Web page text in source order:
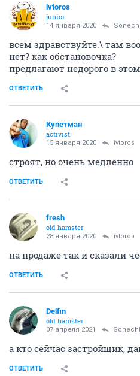
ivtoros
junior
14 января 2020
всем здравствуйте.\ там
нет? как обстановочка?
предлагают недорого в
ОТВЕТИТЬ
Купетман
activist
15 января 2020 ivtoros
строят, но очень медленно
ОТВЕТИТЬ
fresh
old hamster
28 января 2020 ivtoros
на продаже так и сказали
ОТВЕТИТЬ
Delfin
old hamster
07 апреля 2021
а кто сейчас застройщик,
ОТВЕТИТЬ